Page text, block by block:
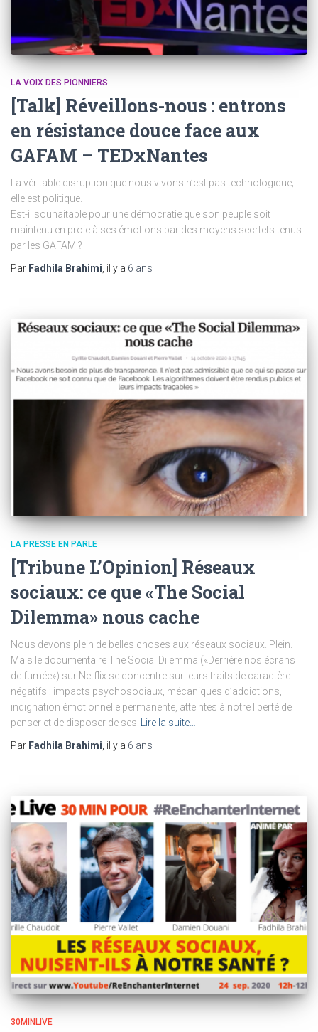
LA VOIX DES PIONNIERS
[Talk] Réveillons-nous : entrons
en résistance douce face aux
GAFAM – TEDxNantes
La véritable disruption que nous vivons n’est pas technologique;
elle est politique.
Est-il souhaitable pour une démocratie que son peuple soit
maintenu en proie à ses émotions par des moyens secrtets tenus
par les GAFAM ?
Par Fadhila Brahimi , il y a 6 ans
LA PRESSE EN PARLE
[Tribune L’Opinion] Réseaux
sociaux: ce que «The Social
Dilemma» nous cache
Nous devons plein de belles choses aux réseaux sociaux. Plein.
Mais le documentaire The Social Dilemma («Derrière nos écrans
de fumée») sur Netflix se concentre sur leurs traits de caractère
négatifs : impacts psychosociaux, mécaniques d’addictions,
indignation émotionnelle permanente, atteintes à notre liberté de
penser et de disposer de ses Lire la suite…
Par Fadhila Brahimi, il y a 6 ans
30MINLIVE